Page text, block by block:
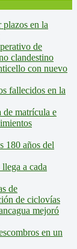
en la
de
clandestino
con nuevo
fallecidos en la
de matrícula e
180 años del
a cada
de
de ciclovías
mejoró
en un